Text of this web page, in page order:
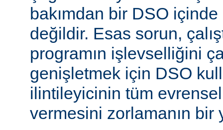
bakımdan bir DSO
değildir. Esas sorun,
programın işlevselliğini
genişletmek için DSO
ilintileyicinin tüm
vermesini zorlamanın bir